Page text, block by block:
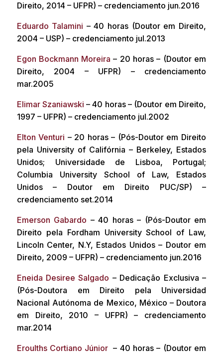
Direito, 2014 – UFPR) – credenciamento jun.2016
Eduardo Talamini – 40 horas (Doutor em Direito,
2004 – USP) – credenciamento jul.2013
Egon Bockmann Moreira – 20 horas – (Doutor em
Direito, 2004 – UFPR) – credenciamento
mar.2005
Elimar Szaniawski – 40 horas – (Doutor em Direito,
1997 – UFPR) – credenciamento jul.2002
Elton Venturi – 20 horas – (Pós-Doutor em Direito
pela University of Califórnia – Berkeley, Estados
Unidos; Universidade de Lisboa, Portugal;
Columbia University School of Law, Estados
Unidos – Doutor em Direito PUC/SP) –
credenciamento set.2014
Emerson Gabardo – 40 horas – (Pós-Doutor em
Direito pela Fordham University School of Law,
Lincoln Center, N.Y, Estados Unidos – Doutor em
Direito, 2009 – UFPR) – credenciamento jun.2016
Eneida Desiree Salgado – Dedicação Exclusiva –
(Pós-Doutora em Direito pela Universidad
Nacional Autónoma de Mexico, México – Doutora
em Direito, 2010 – UFPR) – credenciamento
mar.2014
Eroulths Cortiano Júnior – 40 horas – (Doutor em